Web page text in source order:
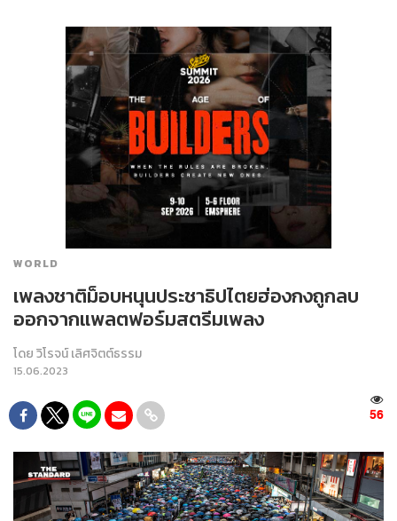
WORLD
เพลงชาติม็อบหนุนประชาธิปไตยฮ่องกงถูกลบ
ออกจากแพลตฟอร์มสตรีมเพลง
โดยวิโรจน์ เลิศจิตต์ธรรม
15.06.2023
56